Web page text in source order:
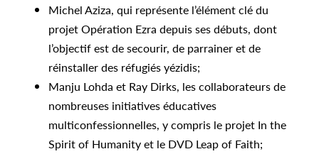
Michel Aziza, qui représente l’élément clé du
projet Opération Ezra depuis ses débuts, dont
l’objectif est de secourir, de parrainer et de
réinstaller des réfugiés yézidis;
Manju Lohda et Ray Dirks, les collaborateurs de
nombreuses initiatives éducatives
multiconfessionnelles, y compris le projet In the
Spirit of Humanity et le DVD Leap of Faith;